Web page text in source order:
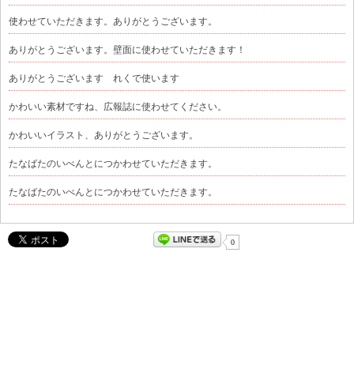
使わせていただきます。ありがとうございます。
ありがとうございます。壁面に使わせていただきます！
ありがとうございます れくで使います
かわいい素材ですね、広報誌に使わせてください。
かわいいイラスト、ありがとうございます。
たなばたのいべんとにつかわせていただきます。
たなばたのいべんとにつかわせていただきます。
0